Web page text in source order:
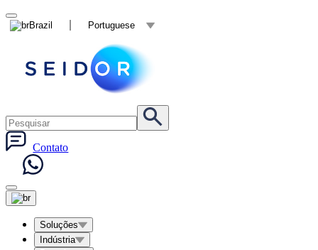
Brazil Portuguese
Contato
Soluções
Indústria